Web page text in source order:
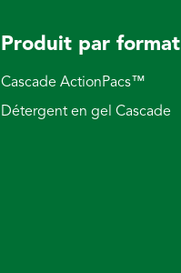
Produit par format
Cascade ActionPacs™
Détergent en gel Cascade